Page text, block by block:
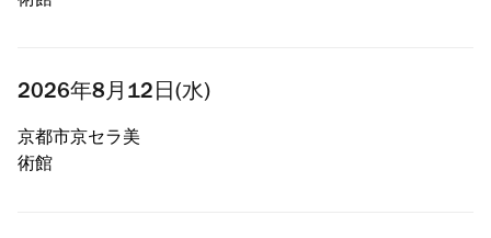
2026年8月12日(水)
京都市京セラ美
術館